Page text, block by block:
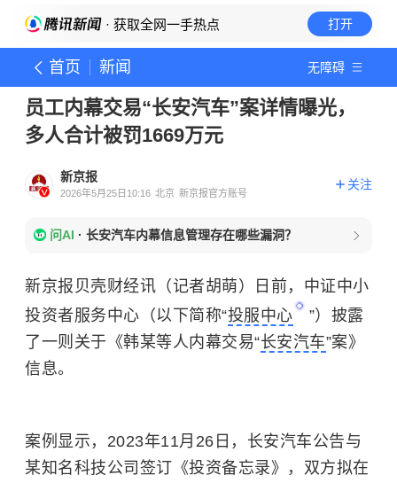
· 获取全网一手热点 打开
首页 新闻 无障碍
员工内幕交易“长安汽车”案详情曝光，
多人合计被罚1669万元
新京报
2026年5月25日10:16 北京 新京报官方账号
关注
问AI · 长安汽车内幕信息管理存在哪些漏洞？
新京报贝壳财经讯（记者胡萌）日前，中证中小
投资者服务中心（以下简称“投服中心
”）披露
了一则关于《韩某等人内幕交易“长安汽车”案》
信息。
案例显示，2023年11月26日，长安汽车公告与
某知名科技公司签订《投资备忘录》，双方拟在